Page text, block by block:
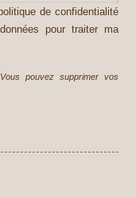
de confidentialité
pour traiter ma
pouvez supprimer vos